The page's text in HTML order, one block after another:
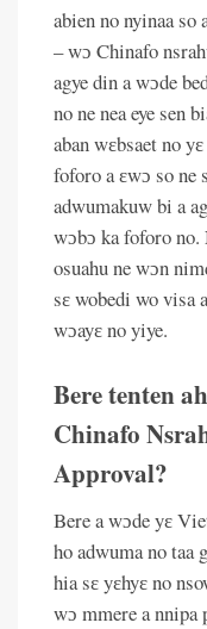
abien no nyinaa so
– wɔ Chinafo
agye din a wɔde
no ne nea eye sen
aban wɛbsaet no
foforo a ɛwɔ so ne
adwumakuw bi a
wɔbɔ ka foforo no.
osuahu ne wɔn
sɛ wobedi wo visa
wɔayɛ no yiye.
Bere tenten
Chinafo
Approval?
Bere a wɔde yɛ
ho adwuma no taa
hia sɛ yɛhyɛ no
wɔ mmere a